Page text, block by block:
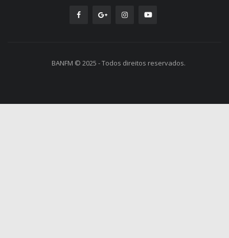
BANFM © 2025 - Todos direitos reservados.